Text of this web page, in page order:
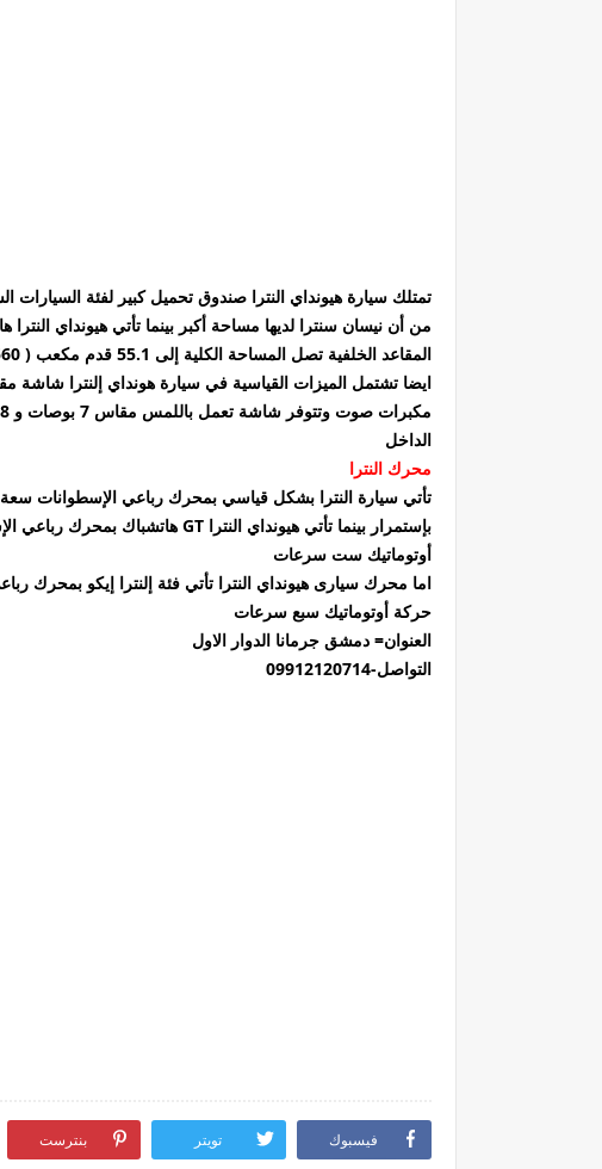
المقاعد الخلفية تصل المساحة الكلية إلى 55.1 قدم مكعب ( 1560 لتر )
الداخل
محرك النترا
أوتوماتيك ست سرعات
حركة أوتوماتيك سبع سرعات
العنوان= دمشق جرمانا الدوار الاول
التواصل-09912120714
فيسبوك تويتر بنترست